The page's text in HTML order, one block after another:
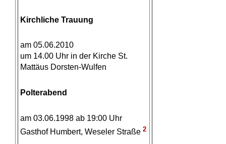
Kirchliche Trauung
am 05.06.2010
um 14.00 Uhr in der Kirche St.
Mattäus Dorsten-Wulfen
Polterabend
am 03.06.1998 ab 19:00 Uhr
Gasthof Humbert, Weseler Straße 2